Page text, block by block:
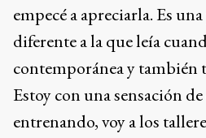
empecé a apreciarla. Es
diferente a la que leía
contemporánea y también
Estoy con una sensación
entrenando, voy a los